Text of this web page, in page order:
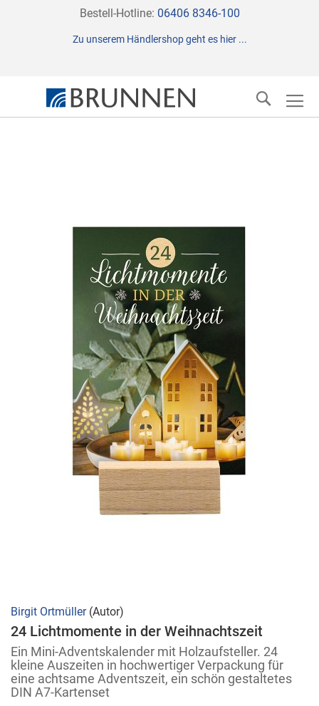
Direkt
Inhalt
Bestell-Hotline: 06406 8346-100
Zu unserem Händlershop geht es hier ...
Suche
Birgit Ortmüller(Autor)
24 Lichtmomente in der Weihnachtszeit
Ein Mini-Adventskalender mit Holzaufsteller. 24
kleine Auszeiten in hochwertiger Verpackung für
eine achtsame Adventszeit, ein schön gestaltetes
DIN A7-Kartenset